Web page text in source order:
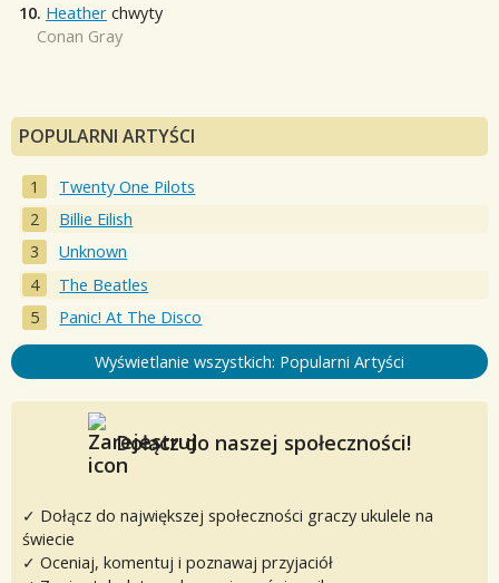
10. Heather chwyty
Conan Gray
POPULARNI ARTYŚCI
Twenty One Pilots
Billie Eilish
Unknown
The Beatles
Panic! At The Disco
Wyświetlanie wszystkich: Popularni Artyści
Dołącz do naszej społeczności!
✓ Dołącz do największej społeczności graczy ukulele na
świecie
✓ Oceniaj, komentuj i poznawaj przyjaciół